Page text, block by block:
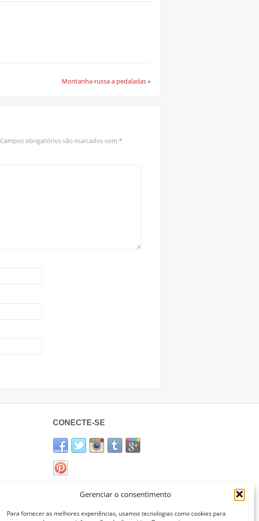
Gerenciar o consentimento
Para fornecer as melhores experiências, usamos tecnologias como cookies para
Montanha-russa a pedaladas»
Campos obrigatórios são marcados com *
CONECTE-SE